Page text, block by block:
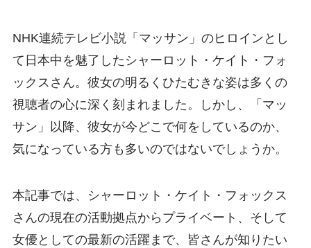
NHK連続テレビ小説「マッサン」のヒロインとし
て日本中を魅了したシャーロット・ケイト・フォ
ックスさん。彼女の明るくひたむきな姿は多くの
視聴者の心に深く刻まれました。しかし、「マッ
サン」以降、彼女が今どこで何をしているのか、
気になっている方も多いのではないでしょうか。
本記事では、シャーロット・ケイト・フォックス
さんの現在の活動拠点からプライベート、そして
女優としての最新の活躍まで、皆さんが知りたい